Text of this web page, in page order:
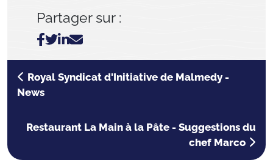
Partager sur :
Royal Syndicat d'Initiative de Malmedy -
News
Restaurant La Main à la Pâte - Suggestions du
chef Marco